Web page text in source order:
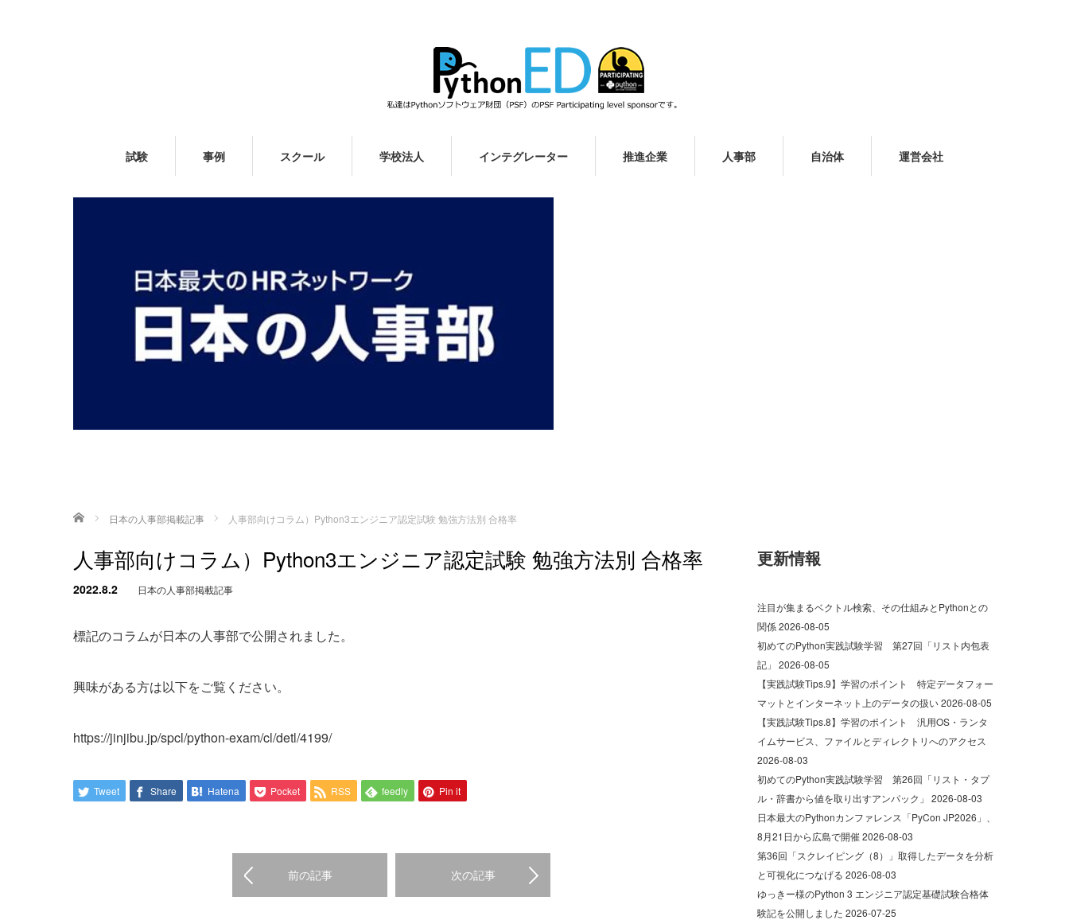
試験 事例 スクール 学校法人 インテグレーター 推進企業 人事部 自治体 運営会社
ホーム 日本の人事部掲載記事 人事部向けコラム）Python3エンジニア認定試験 勉強方法別 合格率
人事部向けコラム）Python3エンジニア認定試験 勉強方法別 合格率
2022.8.2 日本の人事部掲載記事
標記のコラムが日本の人事部で公開されました。
興味がある方は以下をご覧ください。
https://jinjibu.jp/spcl/python-exam/cl/detl/4199/
Tweet Share Hatena Pocket RSS feedly Pin it
前の記事 次の記事
更新情報
注目が集まるベクトル検索、その仕組みとPythonとの
関係2026-08-05
初めてのPython実践試験学習 第27回「リスト内包表
記」 2026-08-05
【実践試験Tips.9】学習のポイント 特定データフォー
マットとインターネット上のデータの扱い2026-08-05
【実践試験Tips.8】学習のポイント 汎用OS・ランタ
イムサービス、ファイルとディレクトリへのアクセス
2026-08-03
初めてのPython実践試験学習 第26回「リスト・タプ
ル・辞書から値を取り出すアンパック」 2026-08-03
日本最大のPythonカンファレンス「PyCon JP2026」、
8月21日から広島で開催2026-08-03
第36回「スクレイピング（8）」取得したデータを分析
と可視化につなげる 2026-08-03
ゆっきー様のPython 3 エンジニア認定基礎試験合格体
験記を公開しました 2026-07-25